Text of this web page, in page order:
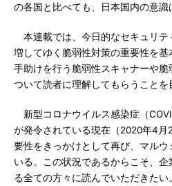
の各国と比べても、日本国内の意識
本連載では、今日的なセキュリテ
増してゆく脆弱性対策の重要性を
手助けを行う脆弱性スキャナーや
ついて読者に理解してもらうことを
新型コロナウイルス感染症（
が発令されている現在（2020年4
要性をきっかけとして再び、マル
いる。この状況であるからこそ、
る全ての方々に読んでいただきたい。